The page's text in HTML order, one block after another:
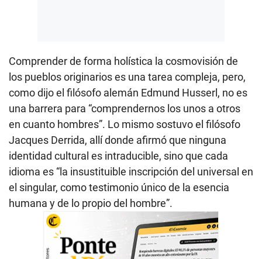
Comprender de forma holística la cosmovisión de
los pueblos originarios es una tarea compleja, pero,
como dijo el filósofo alemán Edmund Husserl, no es
una barrera para “comprendernos los unos a otros
en cuanto hombres”. Lo mismo sostuvo el filósofo
Jacques Derrida, allí donde afirmó que ninguna
identidad cultural es intraducible, sino que cada
idioma es “la insustituible inscripción del universal en
el singular, como testimonio único de la esencia
humana y de lo propio del hombre”.